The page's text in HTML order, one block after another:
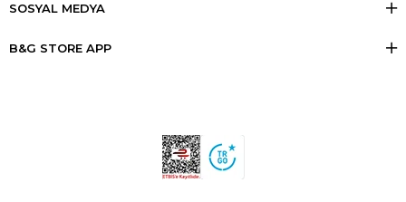
SOSYAL MEDYA
B&G STORE APP